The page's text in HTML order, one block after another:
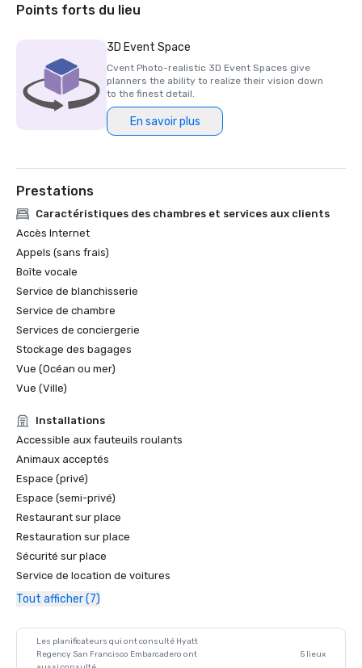
« Meilleur personnel de soutien sur site »
hôtel/centre de villégiature »
Prix Northstar Stella 2024 - Médaille de bronze, « Meilleur
personnel de soutien sur site »
Prix Northstar Stella 2024 - Finaliste dans la catégorie
« Meilleur espace événementiel dans un hôtel/centre de
Points forts du lieu
3D Event Space
Cvent Photo-realistic 3D Event Spaces give
planners the ability to realize their vision down
to the finest detail.
En savoir plus
Prestations
Caractéristiques des chambres et services aux clients
Accès Internet
Appels (sans frais)
Boîte vocale
Service de blanchisserie
Service de chambre
Services de conciergerie
Stockage des bagages
Vue (Océan ou mer)
Vue (Ville)
Installations
Accessible aux fauteuils roulants
Animaux acceptés
Espace (privé)
Espace (semi-privé)
Restaurant sur place
Restauration sur place
Sécurité sur place
Service de location de voitures
Tout afficher (7)
Les planificateurs qui ont consulté Hyatt
Regency San Francisco Embarcadero ont
5 lieux